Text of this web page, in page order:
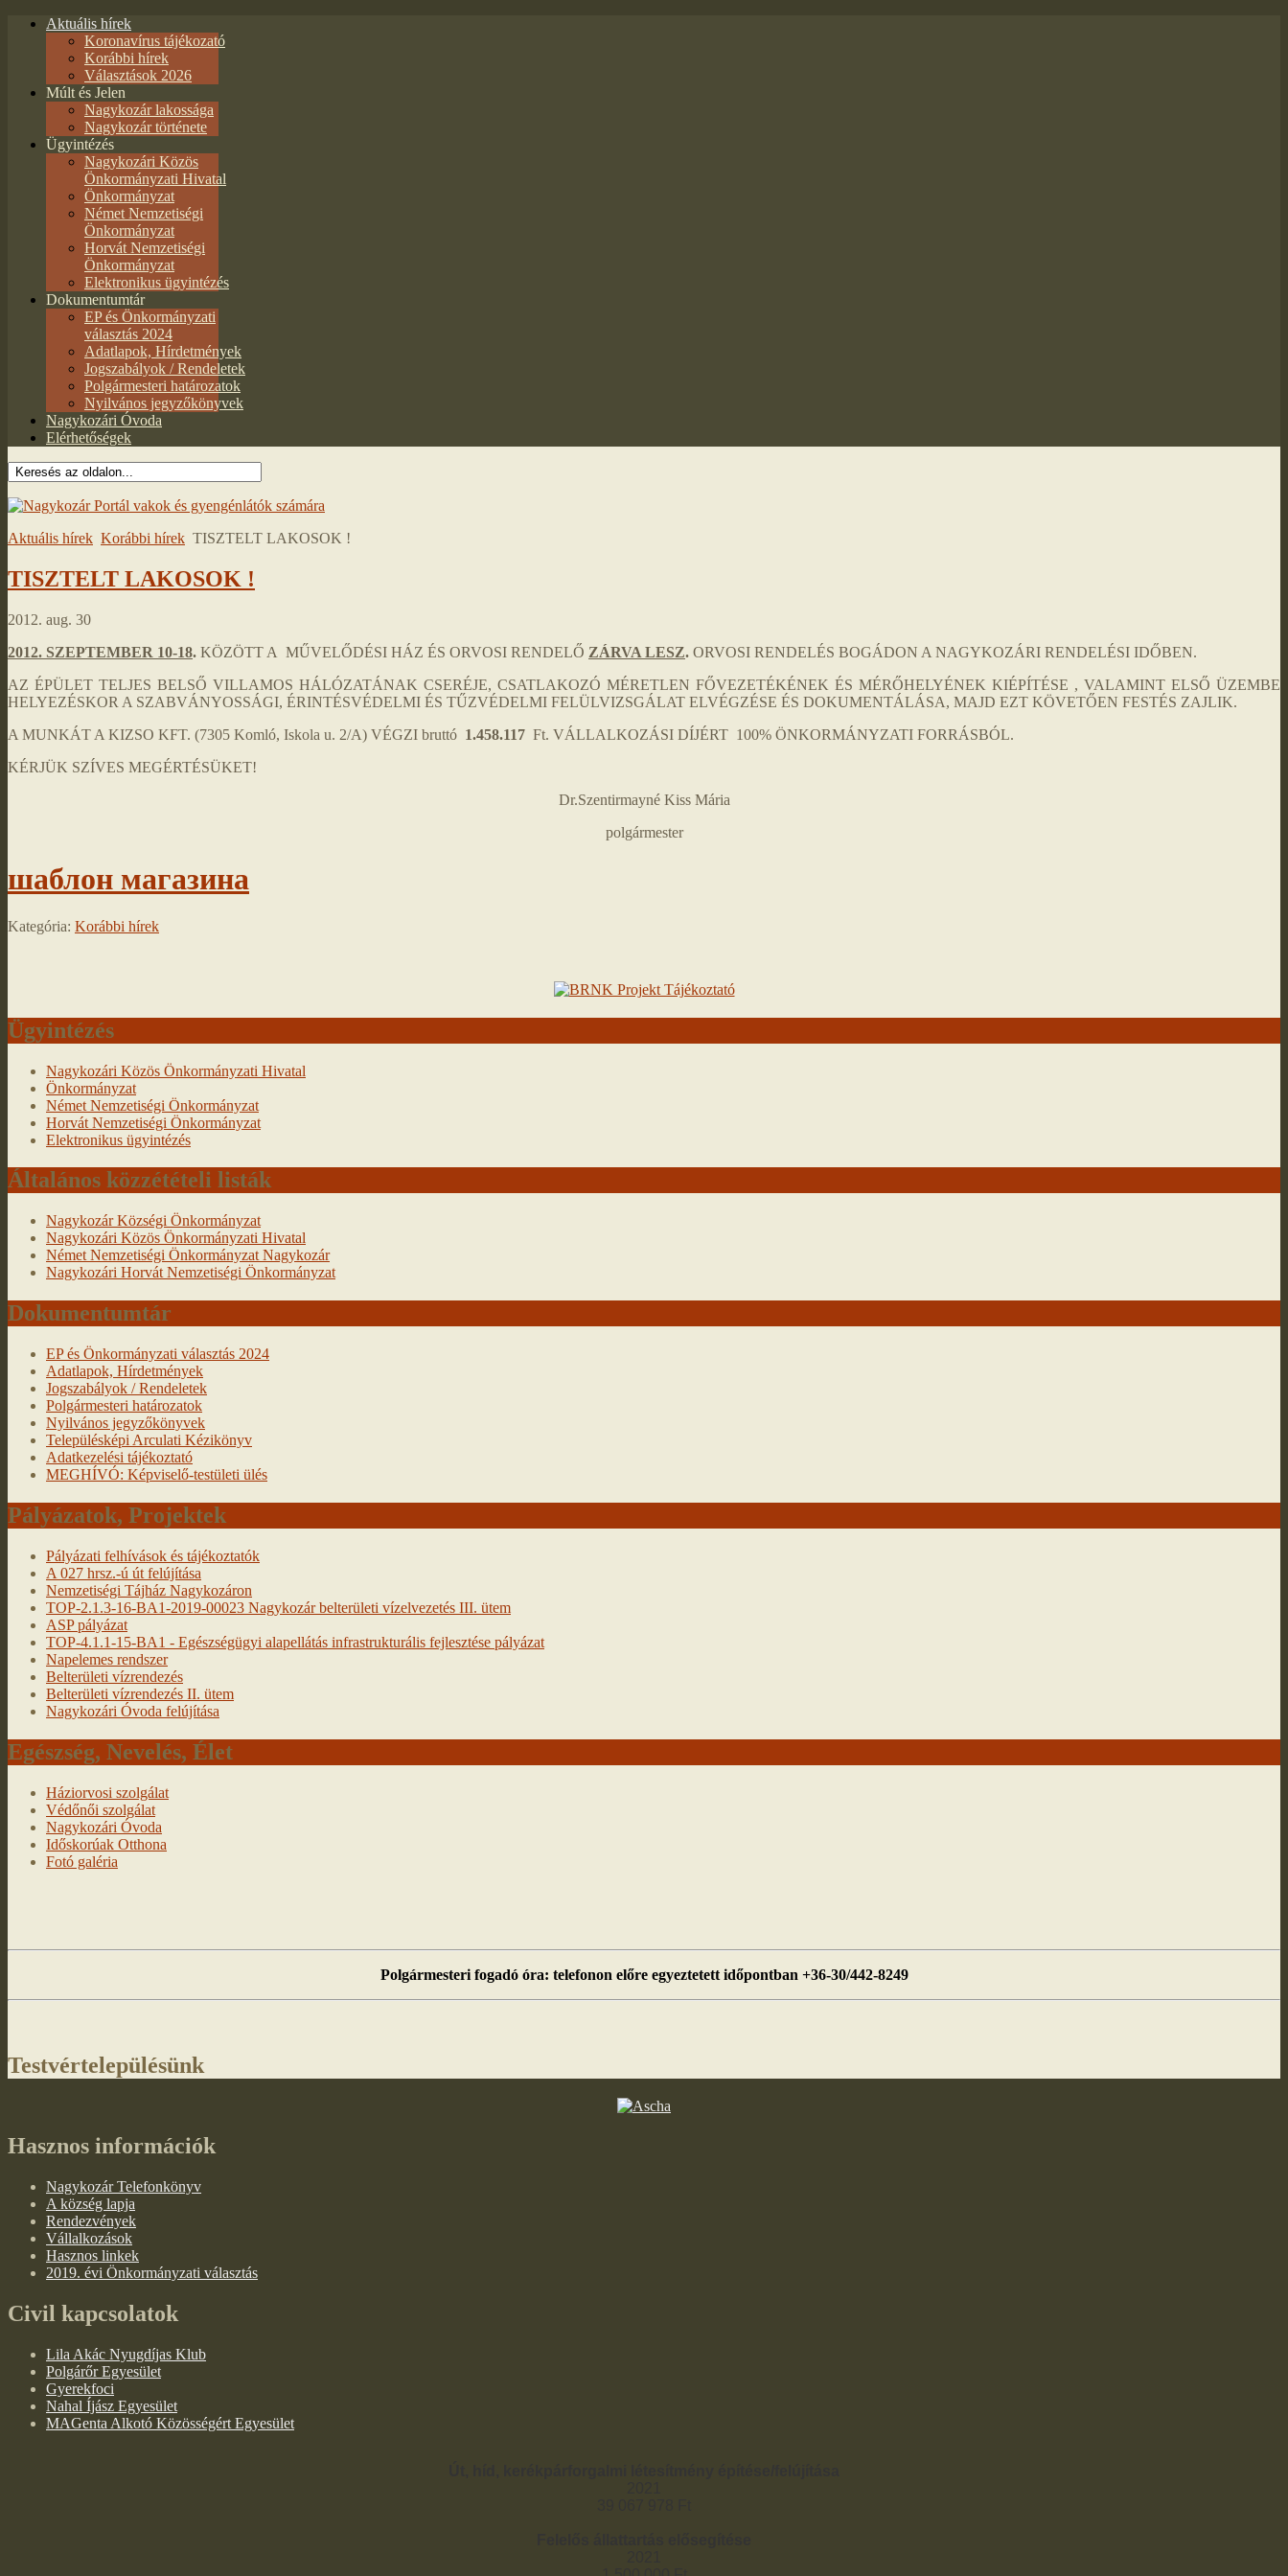
Aktuális hírek
Koronavírus tájékozató
Korábbi hírek
Választások 2026
Múlt és Jelen
Nagykozár lakossága
Nagykozár története
Ügyintézés
Nagykozári Közös
Önkormányzati Hivatal
Önkormányzat
Német Nemzetiségi
Önkormányzat
Horvát Nemzetiségi
Önkormányzat
Elektronikus ügyintézés
Dokumentumtár
EP és Önkormányzati
választás 2024
Adatlapok, Hírdetmények
Jogszabályok / Rendeletek
Polgármesteri határozatok
Nyilvános jegyzőkönyvek
Nagykozári Óvoda
Elérhetőségek
Aktuális hírek Korábbi hírek TISZTELT LAKOSOK !
TISZTELT LAKOSOK !
2012. aug. 30
2012. SZEPTEMBER 10-18. KÖZÖTT A MŰVELŐDÉSI HÁZ ÉS ORVOSI RENDELŐ ZÁRVA LESZ. ORVOSI RENDELÉS BOGÁDON A NAGYKOZÁRI RENDELÉSI IDŐBEN.
AZ ÉPÜLET TELJES BELSŐ VILLAMOS HÁLÓZATÁNAK CSERÉJE, CSATLAKOZÓ MÉRETLEN FŐVEZETÉKÉNEK ÉS MÉRŐHELYÉNEK KIÉPÍTÉSE , VALAMINT ELSŐ ÜZEMBE
HELYEZÉSKOR A SZABVÁNYOSSÁGI, ÉRINTÉSVÉDELMI ÉS TŰZVÉDELMI FELÜLVIZSGÁLAT ELVÉGZÉSE ÉS DOKUMENTÁLÁSA, MAJD EZT KÖVETŐEN FESTÉS ZAJLIK.
A MUNKÁT A KIZSO KFT. (7305 Komló, Iskola u. 2/A) VÉGZI bruttó 1.458.117 Ft. VÁLLALKOZÁSI DÍJÉRT 100% ÖNKORMÁNYZATI FORRÁSBÓL.
KÉRJÜK SZÍVES MEGÉRTÉSÜKET!
Dr.Szentirmayné Kiss Mária
polgármester
шаблон магазина
Kategória: Korábbi hírek
Ügyintézés
Nagykozári Közös Önkormányzati Hivatal
Önkormányzat
Német Nemzetiségi Önkormányzat
Horvát Nemzetiségi Önkormányzat
Elektronikus ügyintézés
Általános közzétételi listák
Nagykozár Községi Önkormányzat
Nagykozári Közös Önkormányzati Hivatal
Német Nemzetiségi Önkormányzat Nagykozár
Nagykozári Horvát Nemzetiségi Önkormányzat
Dokumentumtár
EP és Önkormányzati választás 2024
Adatlapok, Hírdetmények
Jogszabályok / Rendeletek
Polgármesteri határozatok
Nyilvános jegyzőkönyvek
Településképi Arculati Kézikönyv
Adatkezelési tájékoztató
MEGHÍVÓ: Képviselő-testületi ülés
Pályázatok, Projektek
Pályázati felhívások és tájékoztatók
A 027 hrsz.-ú út felújítása
Nemzetiségi Tájház Nagykozáron
TOP-2.1.3-16-BA1-2019-00023 Nagykozár belterületi vízelvezetés III. ütem
ASP pályázat
TOP-4.1.1-15-BA1 - Egészségügyi alapellátás infrastrukturális fejlesztése pályázat
Napelemes rendszer
Belterületi vízrendezés
Belterületi vízrendezés II. ütem
Nagykozári Óvoda felújítása
Egészség, Nevelés, Élet
Háziorvosi szolgálat
Védőnői szolgálat
Nagykozári Óvoda
Időskorúak Otthona
Fotó galéria
Polgármesteri fogadó óra: telefonon előre egyeztetett időpontban +36-30/442-8249
Testvértelepülésünk
Hasznos információk
Nagykozár Telefonkönyv
A község lapja
Rendezvények
Vállalkozások
Hasznos linkek
2019. évi Önkormányzati választás
Civil kapcsolatok
Lila Akác Nyugdíjas Klub
Polgárőr Egyesület
Gyerekfoci
Nahal Íjász Egyesület
MAGenta Alkotó Közösségért Egyesület